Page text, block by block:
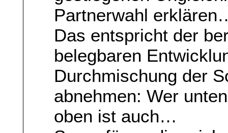
Partnerwahl
Das entspricht der
belegbaren
Durchmischung der
abnehmen: Wer
oben ist auch…